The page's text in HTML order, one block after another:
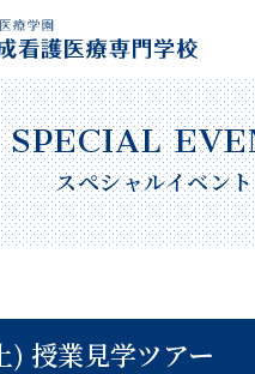
スペシャルイベント
) 授業見学ツアー